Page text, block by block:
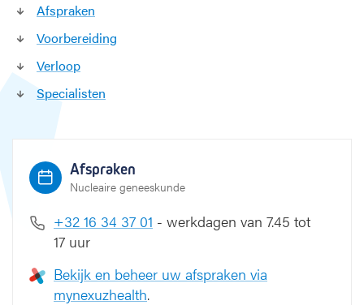
Afspraken
Voorbereiding
Verloop
Specialisten
Afspraken
Nucleaire geneeskunde
+32 16 34 37 01 - werkdagen van 7.45 tot
17 uur
Bekijk en beheer uw afspraken via
mynexuzhealth.